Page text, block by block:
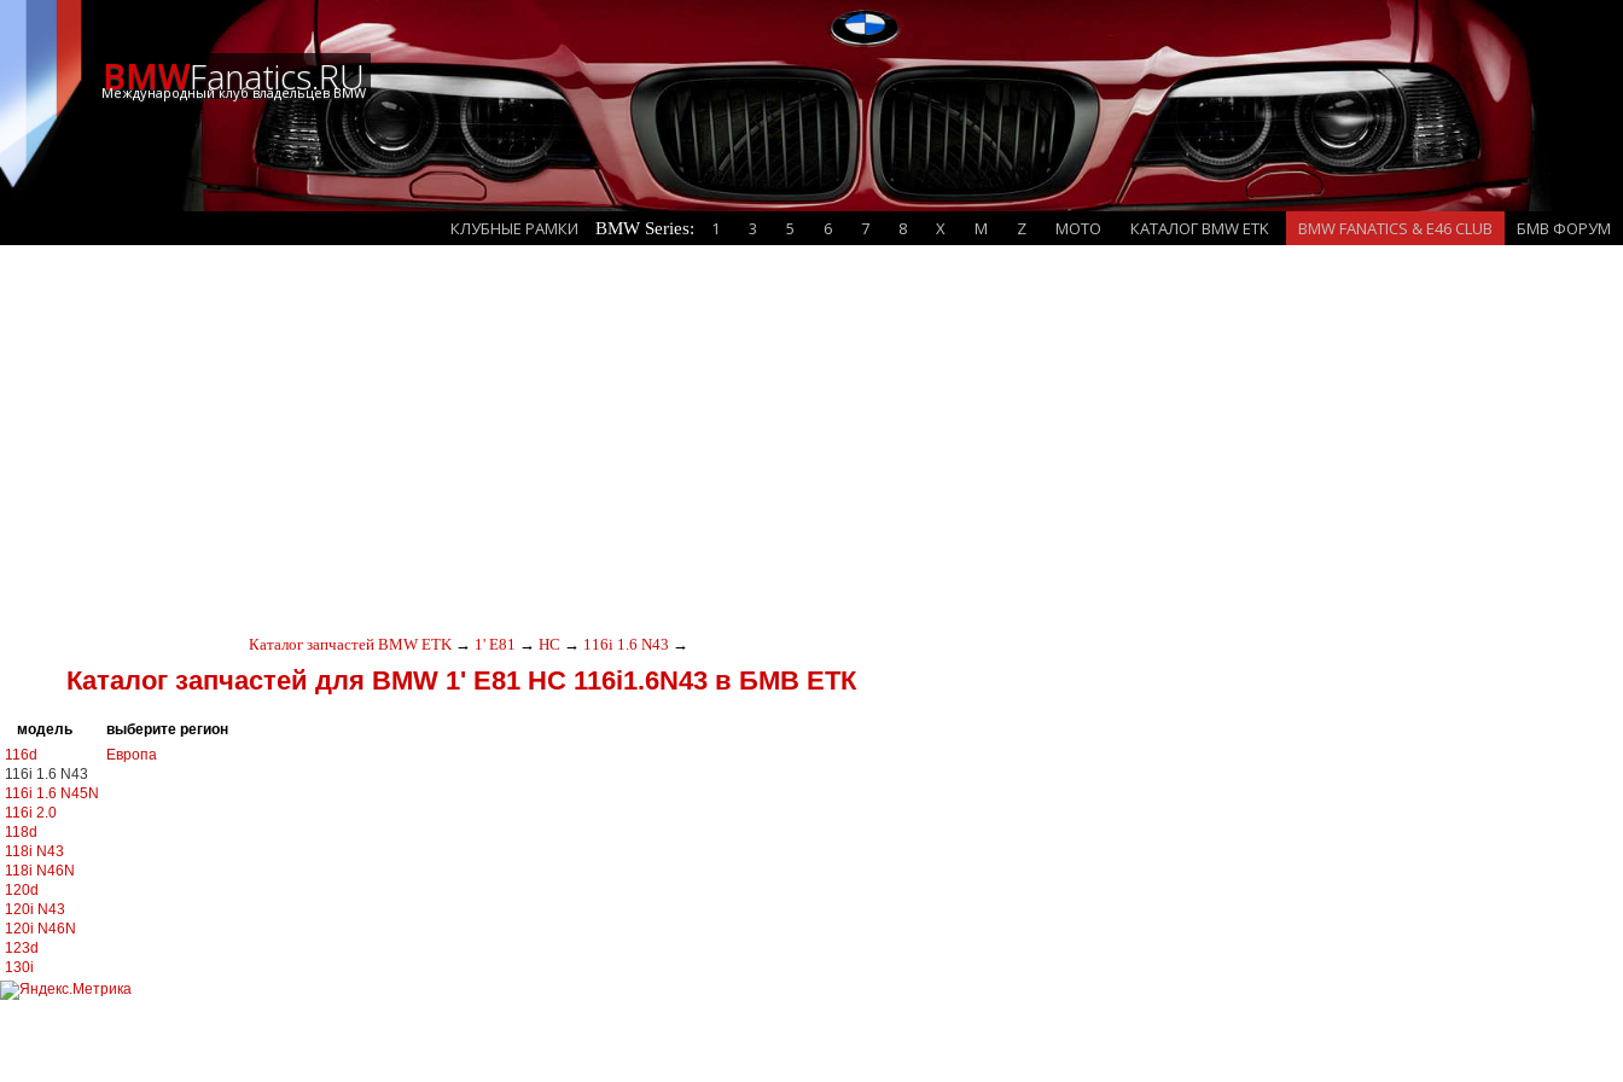
BMWFanatics.RU
Международный клуб владельцев BMW
КЛУБНЫЕ РАМКИ BMW Series: 1 3 5 6 7 8 X M Z MOTO КАТАЛОГ BMW ETK BMW FANATICS & E46 CLUB БМВ ФОРУМ
Каталог запчастей BMW ETK → 1' E81 → HC → 116i 1.6 N43 →
Каталог запчастей для BMW 1' E81 HC 116i1.6N43 в БМВ ЕТК
модель
116d
116i 1.6 N43
116i 1.6 N45N
116i 2.0
118d
118i N43
118i N46N
120d
120i N43
120i N46N
123d
130i
выберите регион
Европа